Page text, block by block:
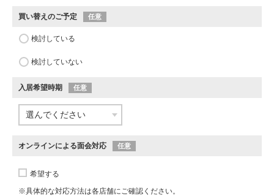
買い替えのご予定 任意
検討している
検討していない
入居希望時期 任意
オンラインによる面会対応 任意
希望する
※具体的な対応方法は各店舗にご確認ください。